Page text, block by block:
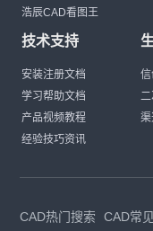
浩辰CAD看图王
技术支持
安装注册文档
学习帮助文档
产品视频教程
经验技巧资讯
CAD热门搜索 CAD常